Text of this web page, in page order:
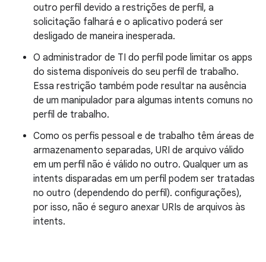
outro perfil devido a restrições de perfil, a
solicitação falhará e o aplicativo poderá ser
desligado de maneira inesperada.
O administrador de TI do perfil pode limitar os apps
do sistema disponíveis do seu perfil de trabalho.
Essa restrição também pode resultar na ausência
de um manipulador para algumas intents comuns no
perfil de trabalho.
Como os perfis pessoal e de trabalho têm áreas de
armazenamento separadas, URI de arquivo válido
em um perfil não é válido no outro. Qualquer um as
intents disparadas em um perfil podem ser tratadas
no outro (dependendo do perfil). configurações),
por isso, não é seguro anexar URIs de arquivos às
intents.